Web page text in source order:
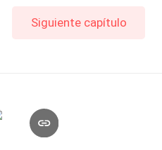
Siguiente capítulo